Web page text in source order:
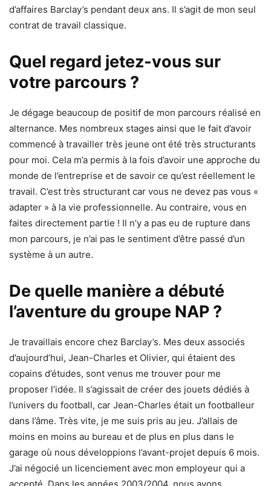
d’affaires Barclay’s pendant deux ans. Il s’agit de mon seul
contrat de travail classique.
Quel regard jetez-vous sur
votre parcours ?
Je dégage beaucoup de positif de mon parcours réalisé en
alternance. Mes nombreux stages ainsi que le fait d’avoir
commencé à travailler très jeune ont été très structurants
pour moi. Cela m’a permis à la fois d’avoir une approche du
monde de l’entreprise et de savoir ce qu’est réellement le
travail. C’est très structurant car vous ne devez pas vous «
adapter » à la vie professionnelle. Au contraire, vous en
faites directement partie ! Il n’y a pas eu de rupture dans
mon parcours, je n’ai pas le sentiment d’être passé d’un
système à un autre.
De quelle manière a débuté
l’aventure du groupe NAP ?
Je travaillais encore chez Barclay’s. Mes deux associés
d’aujourd’hui, Jean-Charles et Olivier, qui étaient des
copains d’études, sont venus me trouver pour me
proposer l’idée. Il s’agissait de créer des jouets dédiés à
l’univers du football, car Jean-Charles était un footballeur
dans l’âme. Très vite, je me suis pris au jeu. J’allais de
moins en moins au bureau et de plus en plus dans le
garage où nous développions l’avant-projet depuis 6 mois.
J’ai négocié un licenciement avec mon employeur qui a